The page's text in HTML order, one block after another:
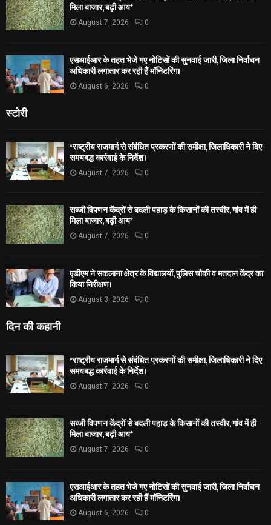
मिला बाजार, बढ़ी आय*
August 7, 2026 0
एसआईआर के तहत भेजे गए नोटिसों की सुनवाई जारी, जिला निर्वाचन
अधिकारी लगातार कर रही हैं मॉनिटरिंग।
August 6, 2026 0
स्टोरी
*राष्ट्रीय राजमार्ग से संबंधित प्रकरणों की समीक्षा, जिलाधिकारी ने दिए
समयबद्ध कार्रवाई के निर्देश।
August 7, 2026 0
सब्जी विपणन केंद्रों से बदली पहाड़ के किसानों की तस्वीर, गांव में ही
मिला बाजार, बढ़ी आय*
August 7, 2026 0
एडीएम ने सकलाना क्षेत्र के विद्यालयों, पुलिस चौकी व मतदान केंद्र का
किया निरीक्षण।
August 3, 2026 0
दिन की कहानी
*राष्ट्रीय राजमार्ग से संबंधित प्रकरणों की समीक्षा, जिलाधिकारी ने दिए
समयबद्ध कार्रवाई के निर्देश।
August 7, 2026 0
सब्जी विपणन केंद्रों से बदली पहाड़ के किसानों की तस्वीर, गांव में ही
मिला बाजार, बढ़ी आय*
August 7, 2026 0
एसआईआर के तहत भेजे गए नोटिसों की सुनवाई जारी, जिला निर्वाचन
अधिकारी लगातार कर रही हैं मॉनिटरिंग।
August 6, 2026 0